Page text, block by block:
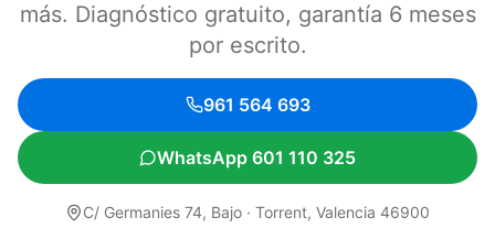
más. Diagnóstico gratuito, garantía 6 meses
por escrito.
961 564 693
WhatsApp 601 110 325
C/ Germanies 74, Bajo · Torrent, Valencia 46900